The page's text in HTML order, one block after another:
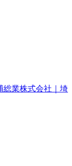
総業株式会社｜埼